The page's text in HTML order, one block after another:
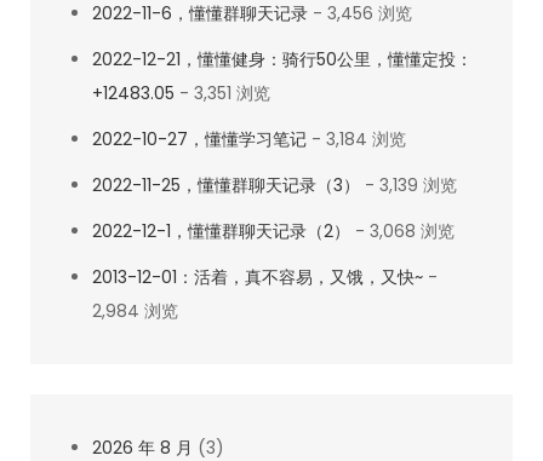
2022-11-6，懂懂群聊天记录 - 3,456 浏览
2022-12-21，懂懂健身：骑行50公里，懂懂定投：
+12483.05 - 3,351 浏览
2022-10-27，懂懂学习笔记 - 3,184 浏览
2022-11-25，懂懂群聊天记录（3）
- 3,139 浏览
2022-12-1，懂懂群聊天记录（2）
- 3,068 浏览
2013-12-01：活着，真不容易，又饿，又快~ -
2,984 浏览
2026 年 8 月 (3)